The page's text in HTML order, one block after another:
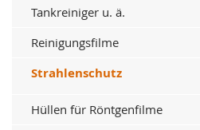
Tankreiniger u. ä.
Reinigungsfilme
Strahlenschutz
Hüllen für Röntgenfilme